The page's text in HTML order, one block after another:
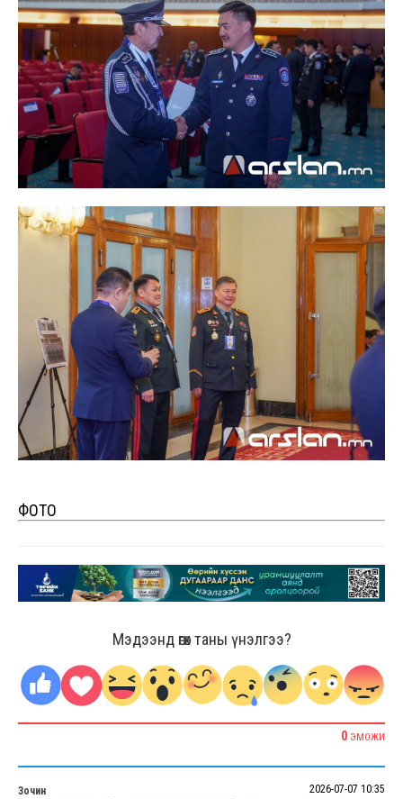
ФОТО
Мэдээнд өгөх таны үнэлгээ?
0 ЭМОЖИ
Зочин
2026-07-07 10:35